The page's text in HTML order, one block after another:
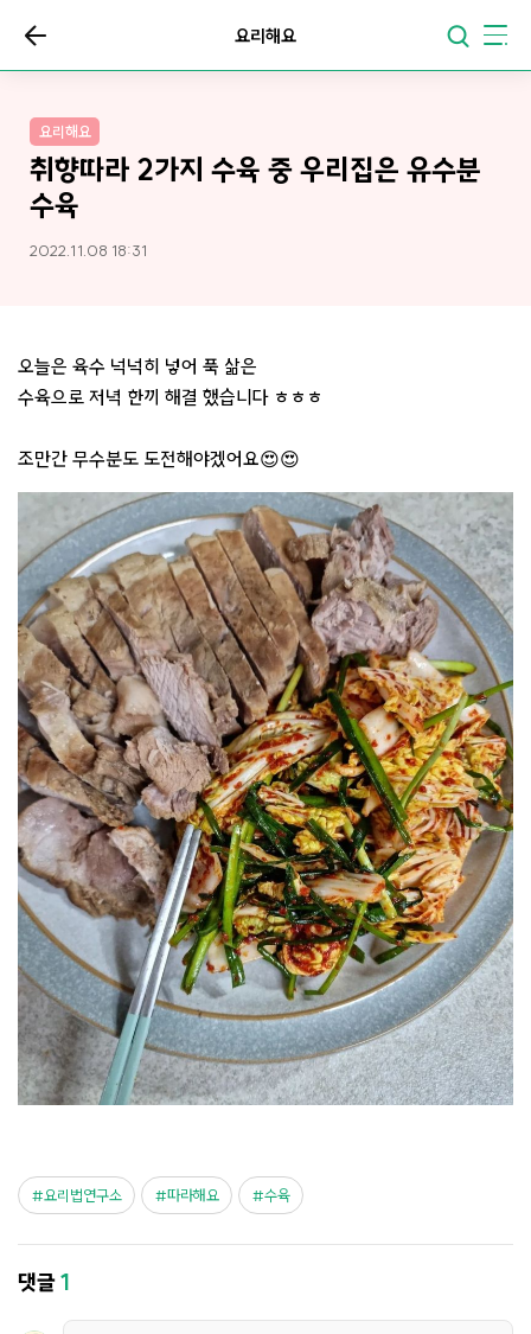
요리해요
요리해요
취향따라 2가지 수육 중 우리집은 유수분
수육
2022.11.08 18:31
오늘은 육수 넉넉히 넣어 푹 삶은
수육으로 저녁 한끼 해결 했습니다 ㅎㅎㅎ
조만간 무수분도 도전해야겠어요😍😍
요리법연구소 따라해요 수육
댓글1